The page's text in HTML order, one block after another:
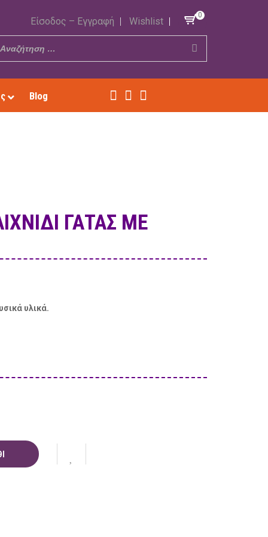
Είσοδος – Εγγραφή Wishlist
0
Blog
ΓΆΤΑΣ ΜΕ
υλικά.